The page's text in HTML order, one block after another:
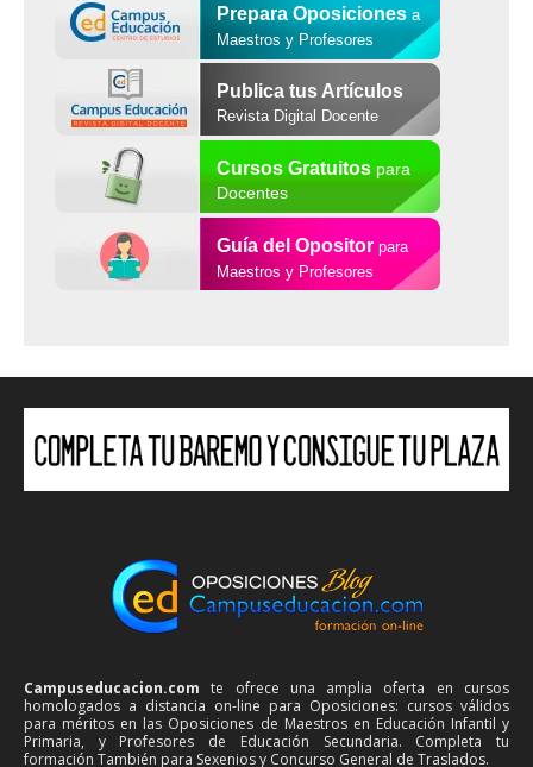
Prepara Oposiciones a
Maestros y Profesores
Publica tus Artículos
Revista Digital Docente
Cursos Gratuitospara
Docentes
Guía del Opositor para
Maestros y Profesores
Campuseducacion.com te ofrece una amplia oferta en cursos
homologados a distancia on-line para Oposiciones: cursos válidos
para méritos en las Oposiciones de Maestros en Educación Infantil y
Primaria, y Profesores de Educación Secundaria. Completa tu
formación También para Sexenios y Concurso General de Traslados.